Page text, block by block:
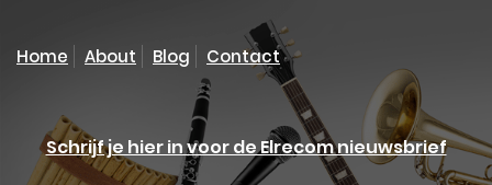
Home About Blog Contact
Schrijf je hier in voor de Elrecom nieuwsbrief